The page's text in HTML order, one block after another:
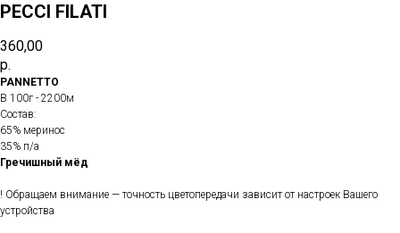
PECCI FILATI
360,00
р.
PANNETTO
В 100г - 2200м
Состав:
65% меринос
35% п/а
Гречишный мёд
! Обращаем внимание — точность цветопередачи зависит от настроек Вашего
устройства